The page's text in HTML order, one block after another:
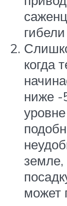
когда
ниже -
земле,
может